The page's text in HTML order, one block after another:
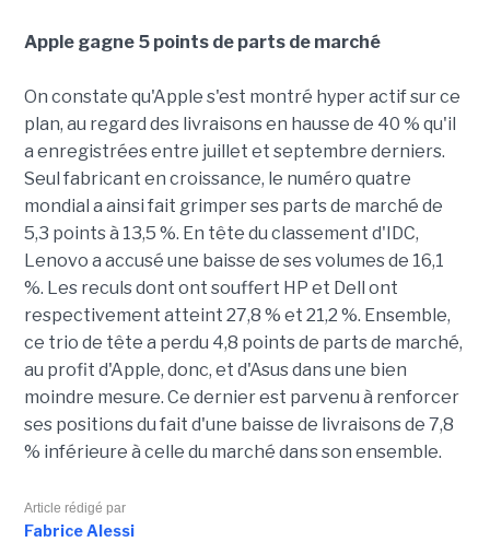
Apple gagne 5 points de parts de marché
On constate qu'Apple s'est montré hyper actif sur ce
plan, au regard des livraisons en hausse de 40 % qu'il
a enregistrées entre juillet et septembre derniers.
Seul fabricant en croissance, le numéro quatre
mondial a ainsi fait grimper ses parts de marché de
5,3 points à 13,5 %. En tête du classement d'IDC,
Lenovo a accusé une baisse de ses volumes de 16,1
%. Les reculs dont ont souffert HP et Dell ont
respectivement atteint 27,8 % et 21,2 %. Ensemble,
ce trio de tête a perdu 4,8 points de parts de marché,
au profit d'Apple, donc, et d'Asus dans une bien
moindre mesure. Ce dernier est parvenu à renforcer
ses positions du fait d'une baisse de livraisons de 7,8
% inférieure à celle du marché dans son ensemble.
Article rédigé par
Fabrice Alessi